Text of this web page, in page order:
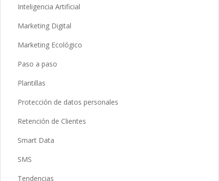
Inteligencia Artificial
Marketing Digital
Marketing Ecológico
Paso a paso
Plantillas
Protección de datos personales
Retención de Clientes
Smart Data
SMS
Tendencias